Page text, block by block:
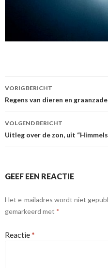
Berichtnavigatie
VORIG BERICHT
Regens van dieren en
VOLGEND BERICHT
Uitleg over de zon, uit
GEEF EEN REACTIE
Het e-mailadres wordt niet
gemarkeerd met *
Reactie*